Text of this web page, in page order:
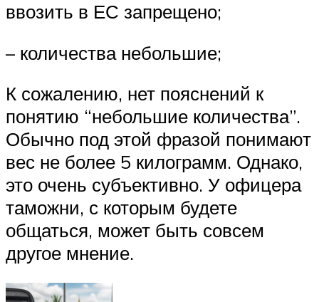
ввозить в ЕС запрещено;
– количества небольшие;
К сожалению, нет пояснений к
понятию “небольшие количества”.
Обычно под этой фразой понимают
вес не более 5 килограмм. Однако,
это очень субъективно. У офицера
таможни, с которым будете
общаться, может быть совсем
другое мнение.